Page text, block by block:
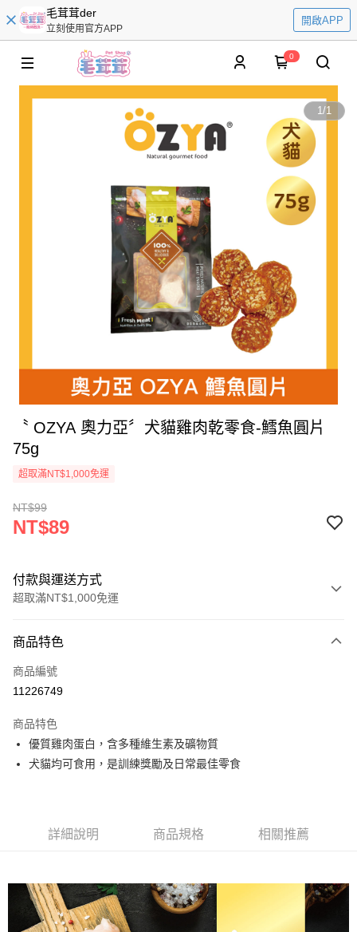
毛茸茸der
立刻使用官方APP
開啟APP
0
1/1
〝 OZYA 奧力亞〞犬貓雞肉乾零食-鱈魚圓片
75g
超取滿NT$1,000免運
NT$99
NT$89
付款與運送方式
超取滿NT$1,000免運
信用卡一次付款
超商取貨付款
Apple Pay
街口支付
全盈+PAY
運送方式
全家取貨付款
商品特色
商品編號
11226749
商品特色
優質雞肉蛋白，含多種維生素及礦物質
犬貓均可食用，是訓練獎勵及日常最佳零食
詳細說明 商品規格 相關推薦